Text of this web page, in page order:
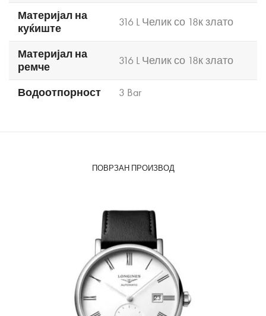
Материјал на
куќиште
316 L Челик со 18к злато
Материјал на
ремче
316 L Челик со 18к злато
Водоотпорност 3 Bar
ПОВРЗАН ПРОИЗВОД